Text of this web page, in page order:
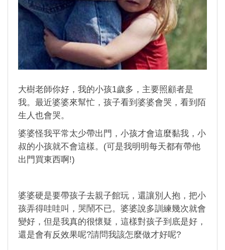
大樹老師你好，我的小孩1歲多，主要照顧者是
我。最近婆婆來幫忙，孩子看到婆婆會哭，看到陌
生人也會哭。
婆婆怪我平常太少帶出門，小孩才會這麼黏我，小
叔的小孩就不會這樣。(可是我明明每天都有帶他
出門買東西啊!)
婆婆硬是要帶孩子去親子館玩，還讓別人抱，把小
孩弄得哇哇叫，哭鬧不已。婆婆說多訓練幾次就會
變好，但是我真的很懷疑，這樣對孩子到底是好，
還是會有反效果呢?請問我該怎麼做才好呢?